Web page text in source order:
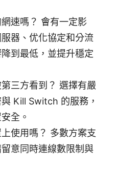
速嗎？ 會有一定影
器、优化協定和分流
到最低，並提升穩定
三方看到？ 選擇有嚴
Kill Switch 的服務，
全。
使用嗎？ 多數方案支
意同時連線數限制與